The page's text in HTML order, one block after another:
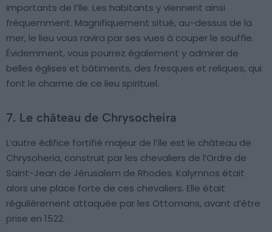
importants de l’île. Les habitants y viennent ainsi
fréquemment. Magnifiquement situé, au-dessus de la
mer, le lieu vous ravira par ses vues à couper le souffle.
Évidemment, vous pourrez également y admirer de
belles églises et bâtiments, des fresques et reliques, qui
font le charme de ce lieu spirituel.
7. Le château de Chrysocheira
L’autre édifice fortifié majeur de l’île est le château de
Chrysoheria, construit par les chevaliers de l’Ordre de
Saint-Jean de Jérusalem de Rhodes. Kalymnos était
alors une place forte de ces chevaliers. Elle était
régulièrement attaquée par les Ottomans, avant d’être
prise en 1522.